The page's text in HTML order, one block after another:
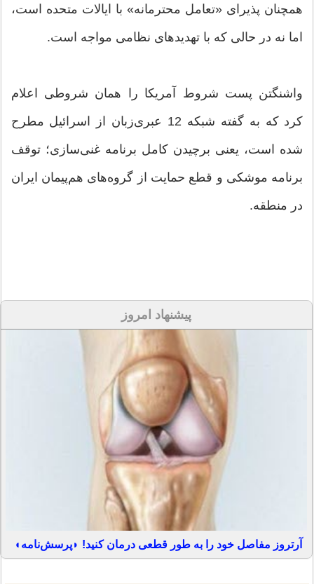
همچنان پذیرای «تعامل محترمانه» با ایالات متحده است،
اما نه در حالی که با تهدیدهای نظامی مواجه است.
واشنگتن پست شروط آمریکا را همان شروطی اعلام
کرد که به گفته شبکه 12 عبری‌زبان از اسرائیل مطرح
شده است، یعنی برچیدن کامل برنامه غنی‌سازی؛ توقف
برنامه موشکی و قطع حمایت از گروه‌های هم‌پیمان ایران
در منطقه.
پیشنهاد امروز
آرتروز مفاصل خود را به طور قطعی درمان کنید! ◗پرسش‌نامه◖